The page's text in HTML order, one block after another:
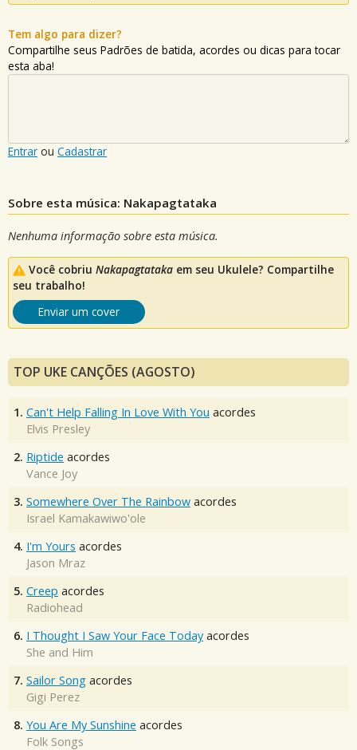
Tem algo para dizer?
Compartilhe seus Padrões de batida, acordes ou dicas para tocar
esta aba!
Entrar ou Cadastrar
Sobre esta música: Nakapagtataka
Nenhuma informação sobre esta música.
Você cobriu Nakapagtataka em seu Ukulele? Compartilhe
seu trabalho!
Enviar um cover
TOP UKE CANÇÕES (AGOSTO)
1. Can't Help Falling In Love With You acordes
Elvis Presley
2. Riptide acordes
Vance Joy
3. Somewhere Over The Rainbow acordes
Israel Kamakawiwo'ole
4. I'm Yours acordes
Jason Mraz
5. Creep acordes
Radiohead
6. I Thought I Saw Your Face Today acordes
She and Him
7. Sailor Song acordes
Gigi Perez
8. You Are My Sunshine acordes
Folk Songs